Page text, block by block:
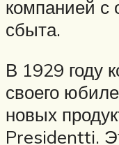
компанией
сбыта.
В 1929 году
своего
новых
Presidentti.